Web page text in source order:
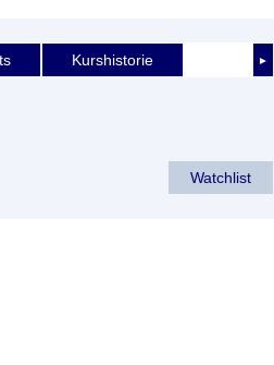
►
Kurshistorie
Watchlist